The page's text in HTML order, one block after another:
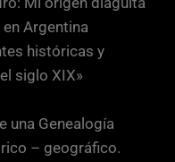
Argentina
históricas y
siglo XIX»
una Genealogía
– geográfico.